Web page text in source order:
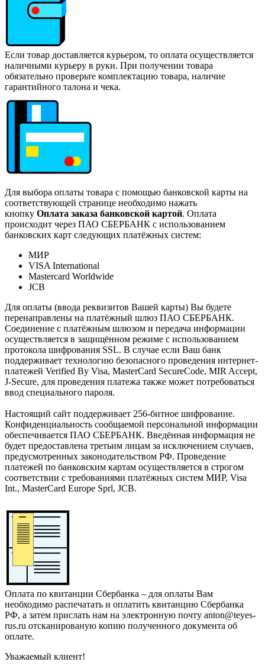
Если товар доставляется курьером, то оплата осуществляется
наличными курьеру в руки. При получении товара
обязательно проверьте комплектацию товара, наличие
гарантийного талона и чека.
Для выбора оплаты товара с помощью банковской карты на
соответствующей странице необходимо нажать
кнопку Оплата заказа банковской картой. Оплата
происходит через ПАО СБЕРБАНК с использованием
банковских карт следующих платёжных систем:
МИР
VISA International
Mastercard Worldwide
JCB
Для оплаты (ввода реквизитов Вашей карты) Вы будете
перенаправлены на платёжный шлюз ПАО СБЕРБАНК.
Соединение с платёжным шлюзом и передача информации
осуществляется в защищённом режиме с использованием
протокола шифрования SSL. В случае если Ваш банк
поддерживает технологию безопасного проведения интернет-
платежей Verified By Visa, MasterCard SecureCode, MIR Accept,
J-Secure, для проведения платежа также может потребоваться
ввод специального пароля.
Настоящий сайт поддерживает 256-битное шифрование.
Конфиденциальность сообщаемой персональной информации
обеспечивается ПАО СБЕРБАНК. Введённая информация не
будет предоставлена третьим лицам за исключением случаев,
предусмотренных законодательством РФ. Проведение
платежей по банковским картам осуществляется в строгом
соответствии с требованиями платёжных систем МИР, Visa
Int., MasterCard Europe Sprl, JCB.
Оплата по квитанции Сбербанка – для оплаты Вам
необходимо распечатать и оплатить квитанцию Сбербанка
РФ, а затем прислать нам на электронную почту anton@teyes-
rus.ru отсканированую копию полученного документа об
оплате.
Уважаемый клиент!